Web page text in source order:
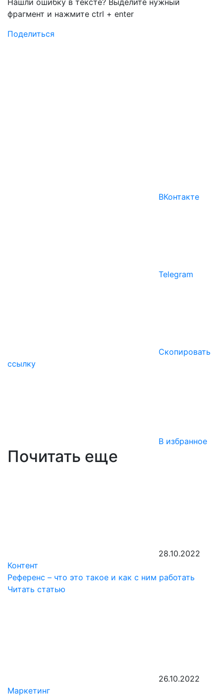
Нашли ошибку в тексте? Выделите нужный
фрагмент и нажмите ctrl + enter
Поделиться
ВКонтакте
Telegram
Скопировать
ссылку
В избранное
Почитать еще
28.10.2022
Контент
Референс – что это такое и как с ним работать
Читать статью
26.10.2022
Маркетинг